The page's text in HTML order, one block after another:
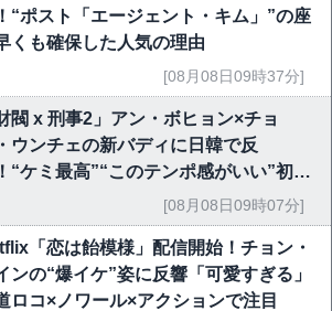
“ポスト「エージェント・キム」”の座
くも確保した人気の理由
[08月08日09時37分]
閥 x 刑事2」アン・ボヒョン×チョ
ウンチェの新バディに日韓で反
“ケミ最高”“このテンポ感がいい”初回
[08月08日09時07分]
「恋は飴模様」配信開始！チョン・
ンの“爆イケ”姿に反響「可愛すぎる」
ロコ×ノワール×アクションで注目